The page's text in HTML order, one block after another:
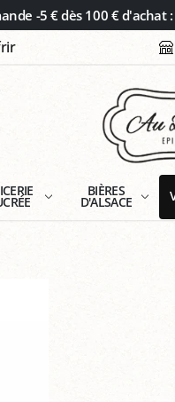
-5 € dès 100 € d'achat
BIÈRES
D'ALSACE